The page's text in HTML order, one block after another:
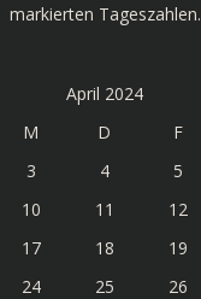
markierten Tageszahlen.
April 2024
M D F
3 4 5
10 11 12
17 18 19
24 25 26